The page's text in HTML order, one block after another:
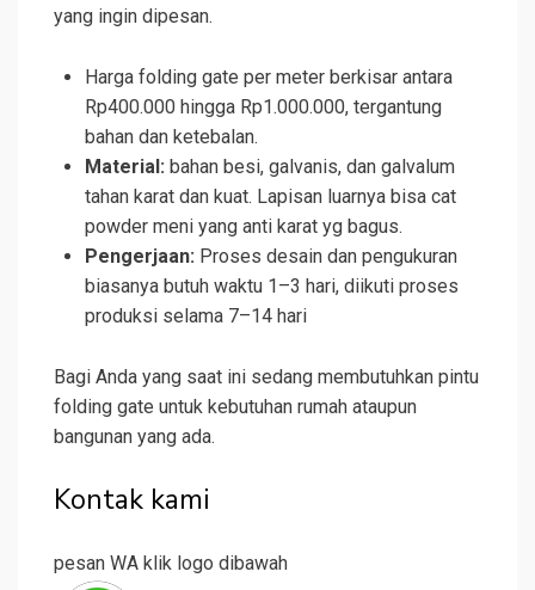
yang ingin dipesan.
Harga folding gate per meter berkisar antara
Rp400.000 hingga Rp1.000.000, tergantung
bahan dan ketebalan.
Material: bahan besi, galvanis, dan galvalum
tahan karat dan kuat. Lapisan luarnya bisa cat
powder meni yang anti karat yg bagus.
Pengerjaan: Proses desain dan pengukuran
biasanya butuh waktu 1–3 hari, diikuti proses
produksi selama 7–14 hari
Bagi Anda yang saat ini sedang membutuhkan pintu
folding gate untuk kebutuhan rumah ataupun
bangunan yang ada.
Kontak kami
pesan WA klik logo dibawah